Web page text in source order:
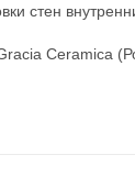
стен
Ceramica